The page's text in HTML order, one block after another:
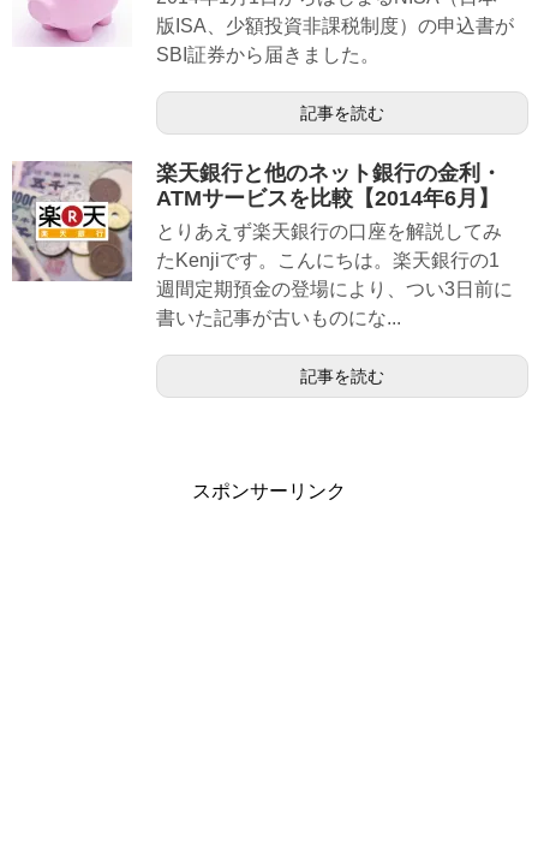
版ISA、少額投資非課税制度）の申込書が
SBI証券から届きました。
記事を読む
楽天銀行と他のネット銀行の金利・
ATMサービスを比較【2014年6月】
とりあえず楽天銀行の口座を解説してみ
たKenjiです。こんにちは。楽天銀行の1
週間定期預金の登場により、つい3日前に
書いた記事が古いものにな...
記事を読む
スポンサーリンク